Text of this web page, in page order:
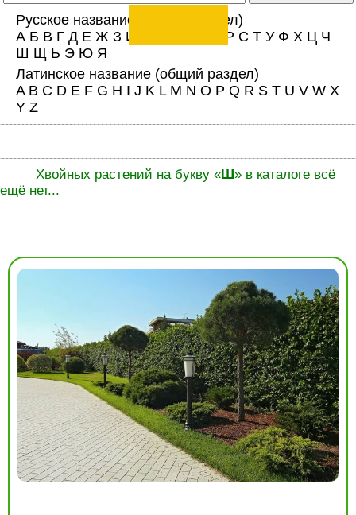
Русское название
(общий раздел)
А Б В Г Д Е Ж З И Р С Т У Ф Х Ц Ч
Ш Щ Ь Э Ю Я
Латинское название (общий раздел)
A B C D E F G H I J K L M N O P Q R S T U V W X
Y Z
Хвойных растений на букву «Ш» в каталоге всё
ещё нет...